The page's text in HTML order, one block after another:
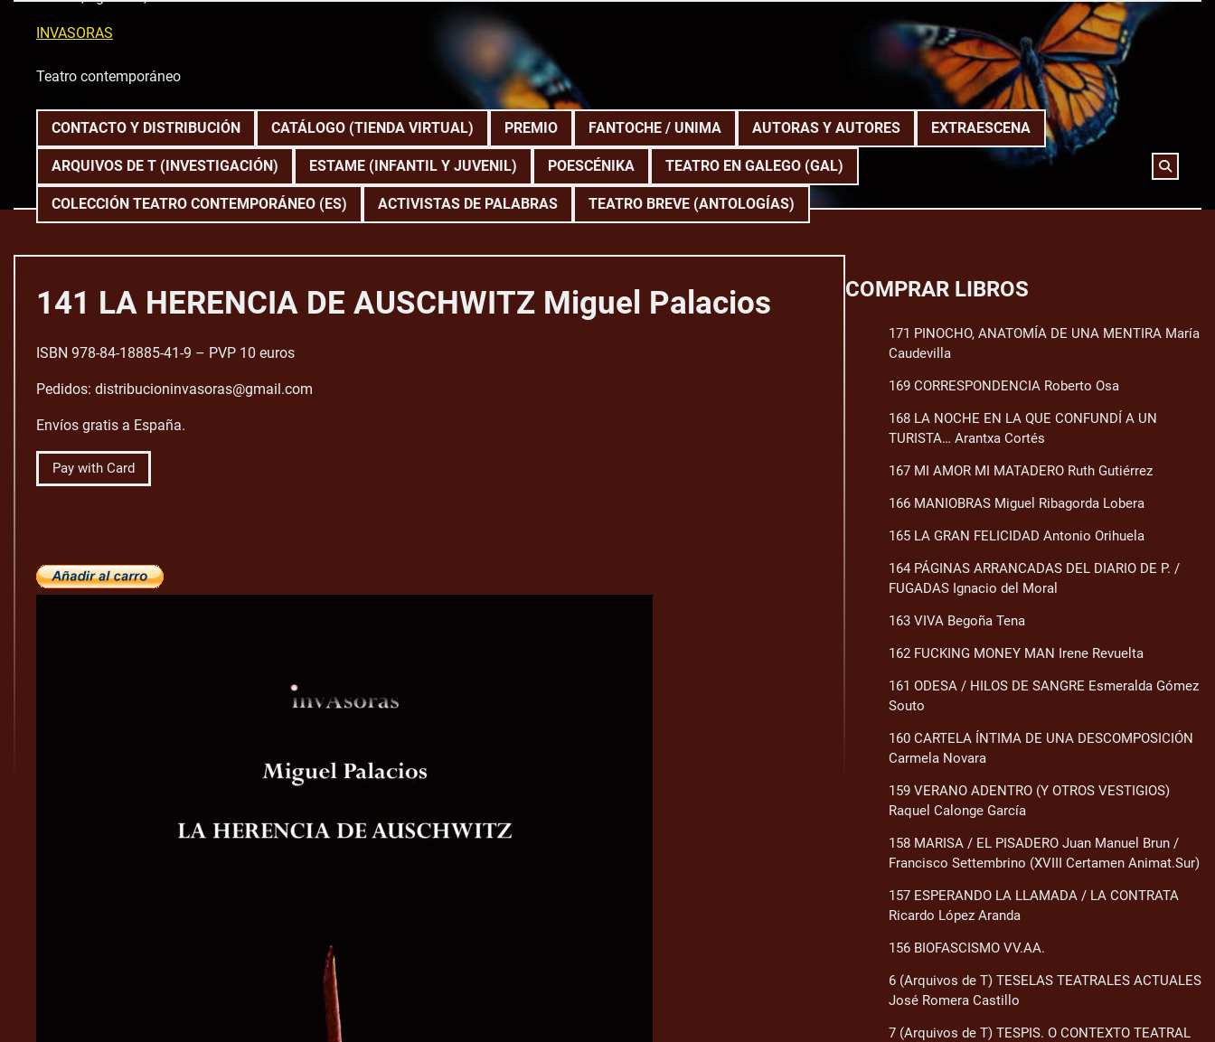
INVASORAS
Teatro contemporáneo
CONTACTO Y DISTRIBUCIÓN CATÁLOGO (TIENDA VIRTUAL) PREMIO FANTOCHE / UNIMA AUTORAS Y AUTORES EXTRAESCENA
ARQUIVOS DE T (INVESTIGACIÓN) ESTAME (INFANTIL Y JUVENIL) POESCÉNIKA TEATRO EN GALEGO (GAL)
COLECCIÓN TEATRO CONTEMPORÁNEO (ES) ACTIVISTAS DE PALABRAS TEATRO BREVE (ANTOLOGÍAS)
141 LA HERENCIA DE AUSCHWITZ Miguel Palacios
ISBN 978-84-18885-41-9 – PVP 10 euros
Pedidos: distribucioninvasoras@gmail.com
Envíos gratis a España.
Pay with Card
COMPRAR LIBROS
171 PINOCHO, ANATOMÍA DE UNA MENTIRA María
Caudevilla
169 CORRESPONDENCIA Roberto Osa
168 LA NOCHE EN LA QUE CONFUNDÍ A UN
TURISTA… Arantxa Cortés
167 MI AMOR MI MATADERO Ruth Gutiérrez
166 MANIOBRAS Miguel Ribagorda Lobera
165 LA GRAN FELICIDAD Antonio Orihuela
164 PÁGINAS ARRANCADAS DEL DIARIO DE P. /
FUGADAS Ignacio del Moral
163 VIVA Begoña Tena
162 FUCKING MONEY MAN Irene Revuelta
161 ODESA / HILOS DE SANGRE Esmeralda Gómez
Souto
160 CARTELA ÍNTIMA DE UNA DESCOMPOSICIÓN
Carmela Novara
159 VERANO ADENTRO (Y OTROS VESTIGIOS)
Raquel Calonge García
158 MARISA / EL PISADERO Juan Manuel Brun /
Francisco Settembrino (XVIII Certamen Animat.Sur)
157 ESPERANDO LA LLAMADA / LA CONTRATA
Ricardo López Aranda
156 BIOFASCISMO VV.AA.
6 (Arquivos de T) TESELAS TEATRALES ACTUALES
José Romera Castillo
7 (Arquivos de T) TESPIS. O CONTEXTO TEATRAL